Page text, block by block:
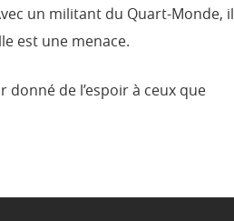
un militant du Quart-Monde, il
est une menace.
donné de l’espoir à ceux que